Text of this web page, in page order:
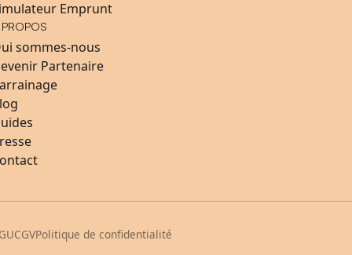
Emprunt
sommes-nous
Partenaire
CGVPolitique de confidentialité